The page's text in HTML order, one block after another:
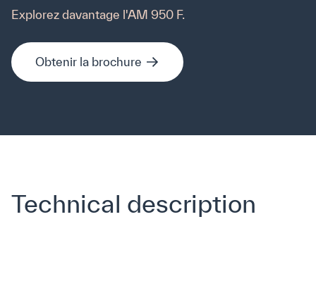
Explorez davantage l'AM 950 F.
Obtenir la brochure
Technical description
de confidentialitéd'Airmaster.
Privacy Policy